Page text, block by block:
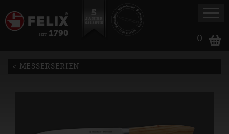
0
MESSERSERIEN